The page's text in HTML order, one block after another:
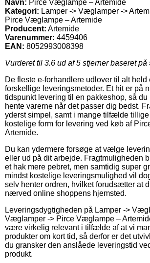
Navn: Pirce Væglampe – Artemide
Kategori: Lamper -> Væglamper ->
Pirce Væglampe – Artemide
Producent: Artemide
Varenummer: 4459406
EAN: 8052993008398
Vurderet til 3.6 ud af 5 stjerner baseret på
De fleste e-forhandlere udlover til alt held
forskellige leveringsmetoder. Et hit er på
tidspunkt levering til en pakkeshop, så du
hente varerne når det passer dig bedst.
yderst simpel, samt i mange tilfælde
kostelige form for levering ved køb af
Artemide.
Du kan ydermere forsøge at vælge
eller ud på dit arbejde. Fragtmuligheden
et hak mere pebret, men samtidig super
mindst kostelige leveringsmulighed vil
selv henter ordren, hvilket forudsætter at
nærved online shoppens hjemsted.
Leveringsdygtigheden på Lamper ->
Væglamper -> Pirce Væglampe –
være virkelig relevant i tilfælde af at vi
produkter om kort tid, så derfor er det
du gransker den anslåede leveringstid
produkt.